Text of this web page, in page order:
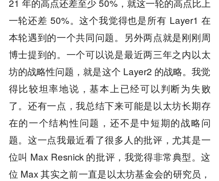
21 年的高点还差至少 50%，就这一轮的高点比上
一轮还差 50%。这个我觉得也是所有 Layer1 在
本轮遇到的一个共同问题。另外两点就是刚刚周
博士提到的。一个可以说是最近两三年之内以太
坊的战略性问题，就是这个 Layer2 的战略。我觉
得比较坦率地说，基本上已经可以判断为失败
了。还有一点，我总结下来可能是以太坊长期存
在的一个结构性问题，还不是中短期的战略问
题。这一点我最近看了很多人的批评，尤其是一
位叫 Max Resnick 的批评，我觉得非常典型。这
位 Max 其实之前一直是以太坊基金会的研究员，